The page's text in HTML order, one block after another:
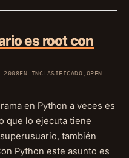
es root con
2008EN INCLASIFICADO
OPEN
en Python a veces es
que lo ejecuta tiene
también
Python este asunto es